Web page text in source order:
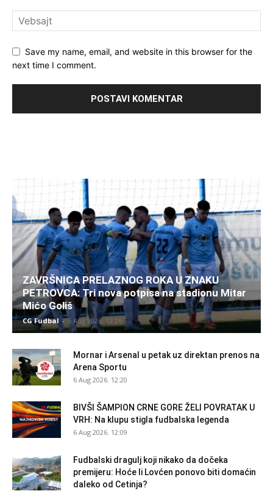
Save my name, email, and website in this browser for the
next time I comment.
ZAVRŠNICA PRELAZNOG ROKA U ZNAKU
PETROVCA: Tri nova potpisa na stadionu Mitar
Mićo Goliš
CG Fudbal - 6 Aug 2026. 12:26
Mornar i Arsenal u petak uz direktan prenos na
Arena Sportu
6 Aug 2026. 12:20
BIVŠI ŠAMPION CRNE GORE ŽELI POVRATAK U
VRH: Na klupu stigla fudbalska legenda
6 Aug 2026. 12:09
Fudbalski dragulj koji nikako da dočeka
premijeru: Hoće li Lovćen ponovo biti domaćin
daleko od Cetinja?